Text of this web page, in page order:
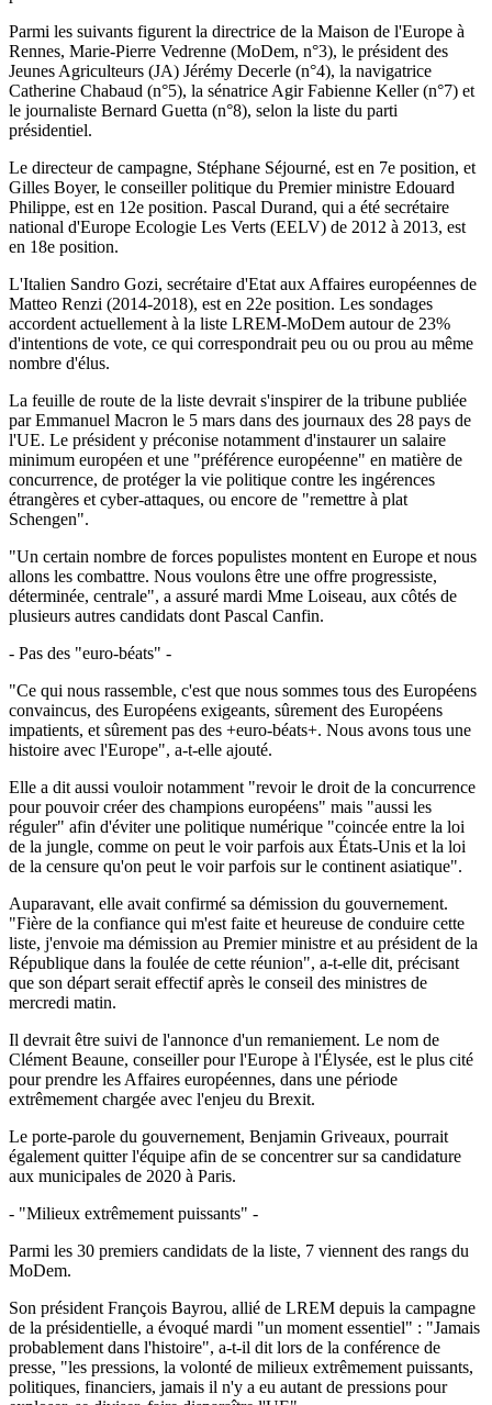
Parmi les suivants figurent la directrice de la Maison de l'Europe à
Rennes, Marie-Pierre Vedrenne (MoDem, n°3), le président des
Jeunes Agriculteurs (JA) Jérémy Decerle (n°4), la navigatrice
Catherine Chabaud (n°5), la sénatrice Agir Fabienne Keller (n°7) et
le journaliste Bernard Guetta (n°8), selon la liste du parti
présidentiel.
Le directeur de campagne, Stéphane Séjourné, est en 7e position, et
Gilles Boyer, le conseiller politique du Premier ministre Edouard
Philippe, est en 12e position. Pascal Durand, qui a été secrétaire
national d'Europe Ecologie Les Verts (EELV) de 2012 à 2013, est
en 18e position.
L'Italien Sandro Gozi, secrétaire d'Etat aux Affaires européennes de
Matteo Renzi (2014-2018), est en 22e position. Les sondages
accordent actuellement à la liste LREM-MoDem autour de 23%
d'intentions de vote, ce qui correspondrait peu ou ou prou au même
nombre d'élus.
La feuille de route de la liste devrait s'inspirer de la tribune publiée
par Emmanuel Macron le 5 mars dans des journaux des 28 pays de
l'UE. Le président y préconise notamment d'instaurer un salaire
minimum européen et une "préférence européenne" en matière de
concurrence, de protéger la vie politique contre les ingérences
étrangères et cyber-attaques, ou encore de "remettre à plat
Schengen".
"Un certain nombre de forces populistes montent en Europe et nous
allons les combattre. Nous voulons être une offre progressiste,
déterminée, centrale", a assuré mardi Mme Loiseau, aux côtés de
plusieurs autres candidats dont Pascal Canfin.
- Pas des "euro-béats" -
"Ce qui nous rassemble, c'est que nous sommes tous des Européens
convaincus, des Européens exigeants, sûrement des Européens
impatients, et sûrement pas des +euro-béats+. Nous avons tous une
histoire avec l'Europe", a-t-elle ajouté.
Elle a dit aussi vouloir notamment "revoir le droit de la concurrence
pour pouvoir créer des champions européens" mais "aussi les
réguler" afin d'éviter une politique numérique "coincée entre la loi
de la jungle, comme on peut le voir parfois aux États-Unis et la loi
de la censure qu'on peut le voir parfois sur le continent asiatique".
Auparavant, elle avait confirmé sa démission du gouvernement.
"Fière de la confiance qui m'est faite et heureuse de conduire cette
liste, j'envoie ma démission au Premier ministre et au président de la
République dans la foulée de cette réunion", a-t-elle dit, précisant
que son départ serait effectif après le conseil des ministres de
mercredi matin.
Il devrait être suivi de l'annonce d'un remaniement. Le nom de
Clément Beaune, conseiller pour l'Europe à l'Élysée, est le plus cité
pour prendre les Affaires européennes, dans une période
extrêmement chargée avec l'enjeu du Brexit.
Le porte-parole du gouvernement, Benjamin Griveaux, pourrait
également quitter l'équipe afin de se concentrer sur sa candidature
aux municipales de 2020 à Paris.
- "Milieux extrêmement puissants" -
Parmi les 30 premiers candidats de la liste, 7 viennent des rangs du
MoDem.
Son président François Bayrou, allié de LREM depuis la campagne
de la présidentielle, a évoqué mardi "un moment essentiel" : "Jamais
probablement dans l'histoire", a-t-il dit lors de la conférence de
presse, "les pressions, la volonté de milieux extrêmement puissants,
politiques, financiers, jamais il n'y a eu autant de pressions pour